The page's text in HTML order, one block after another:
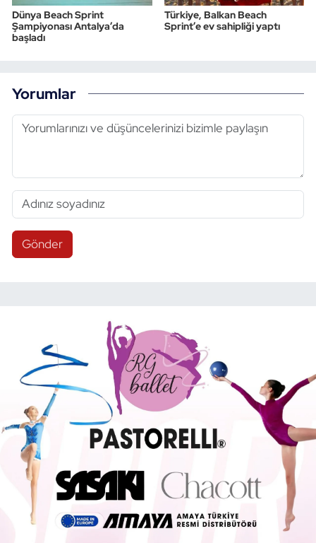
Dünya Beach Sprint
Şampiyonası Antalya’da
başladı
Türkiye, Balkan Beach
Sprint’e ev sahipliği yaptı
Yorumlar
Gönder